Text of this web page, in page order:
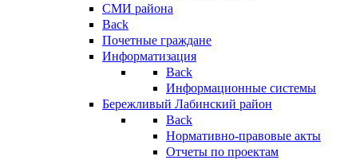
СМИ района
Back
Почетные граждане
Информатизация
Back
Информационные системы
Бережливый Лабинский район
Back
Нормативно-правовые акты
Отчеты по проектам